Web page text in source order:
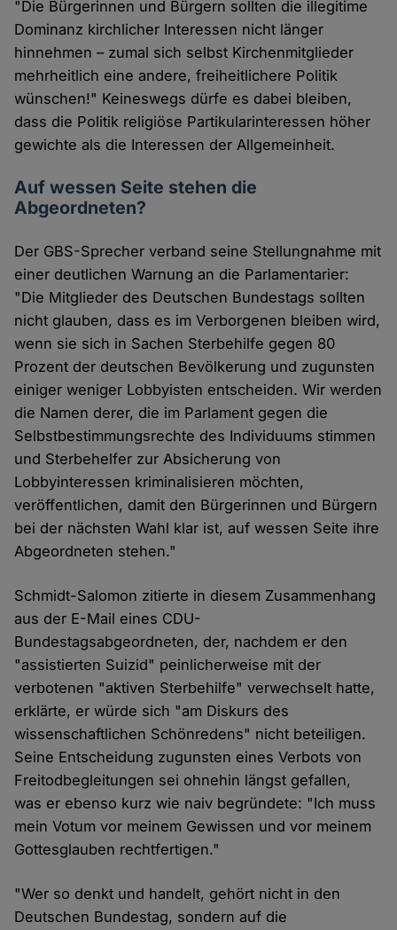
"Die Bürgerinnen und Bürgern sollten die illegitime
Dominanz kirchlicher Interessen nicht länger
hinnehmen – zumal sich selbst Kirchenmitglieder
mehrheitlich eine andere, freiheitlichere Politik
wünschen!" Keineswegs dürfe es dabei bleiben,
dass die Politik religiöse Partikularinteressen höher
gewichte als die Interessen der Allgemeinheit.
Auf wessen Seite stehen die
Abgeordneten?
Der GBS-Sprecher verband seine Stellungnahme mit
einer deutlichen Warnung an die Parlamentarier:
"Die Mitglieder des Deutschen Bundestags sollten
nicht glauben, dass es im Verborgenen bleiben wird,
wenn sie sich in Sachen Sterbehilfe gegen 80
Prozent der deutschen Bevölkerung und zugunsten
einiger weniger Lobbyisten entscheiden. Wir werden
die Namen derer, die im Parlament gegen die
Selbstbestimmungsrechte des Individuums stimmen
und Sterbehelfer zur Absicherung von
Lobbyinteressen kriminalisieren möchten,
veröffentlichen, damit den Bürgerinnen und Bürgern
bei der nächsten Wahl klar ist, auf wessen Seite ihre
Abgeordneten stehen."
Schmidt-Salomon zitierte in diesem Zusammenhang
aus der E-Mail eines CDU-
Bundestagsabgeordneten, der, nachdem er den
"assistierten Suizid" peinlicherweise mit der
verbotenen "aktiven Sterbehilfe" verwechselt hatte,
erklärte, er würde sich "am Diskurs des
wissenschaftlichen Schönredens" nicht beteiligen.
Seine Entscheidung zugunsten eines Verbots von
Freitodbegleitungen sei ohnehin längst gefallen,
was er ebenso kurz wie naiv begründete: "Ich muss
mein Votum vor meinem Gewissen und vor meinem
Gottesglauben rechtfertigen."
"Wer so denkt und handelt, gehört nicht in den
Deutschen Bundestag, sondern auf die